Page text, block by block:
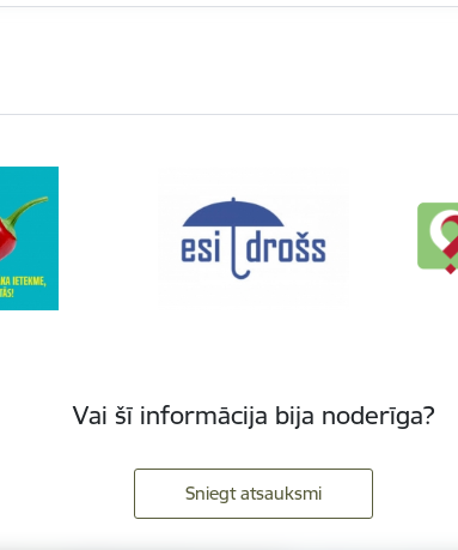
Vai šī informācija bija noderīga?
Sniegt atsauksmi